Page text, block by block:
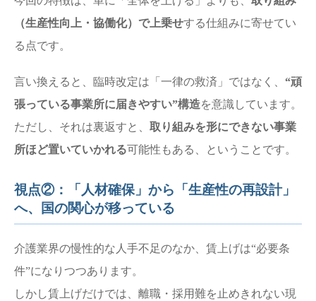
（生産性向上・協働化）で上乗せする仕組みに寄せてい
る点です。
言い換えると、臨時改定は「一律の救済」ではなく、 “頑
張っている事業所に届きやすい”構造を意識しています。
ただし、それは裏返すと、 取り組みを形にできない事業
所ほど置いていかれる可能性もある、ということです。
視点②：「人材確保」から「生産性の再設計」
へ、国の関心が移っている
介護業界の慢性的な人手不足のなか、賃上げは“必要条
件”になりつつあります。
しかし賃上げだけでは、離職・採用難を止めきれない現